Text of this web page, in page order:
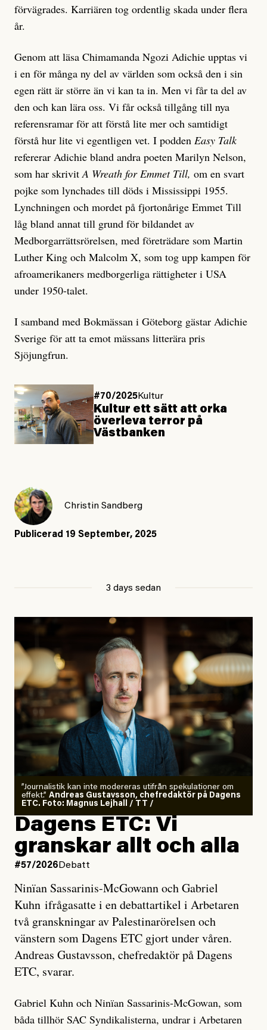
förvägrades. Karriären tog ordentlig skada under flera
år.
Genom att läsa Chimamanda Ngozi Adichie upptas vi
i en för många ny del av världen som också den i sin
egen rätt är större än vi kan ta in. Men vi får ta del av
den och kan lära oss. Vi får också tillgång till nya
referensramar för att förstå lite mer och samtidigt
förstå hur lite vi egentligen vet. I podden Easy Talk
refererar Adichie bland andra poeten Marilyn Nelson,
som har skrivitA Wreath for Emmet Till, om en svart
pojke som lynchades till döds i Mississippi 1955.
Lynchningen och mordet på fjortonårige Emmet Till
låg bland annat till grund för bildandet av
Medborgarrättsrörelsen, med företrädare som Martin
Luther King och Malcolm X, som tog upp kampen för
afroamerikaners medborgerliga rättigheter i USA
under 1950-talet.
I samband med Bokmässan i Göteborg gästar Adichie
Sverige för att ta emot mässans litterära pris
Sjöjungfrun.
#70/2025Kultur
Kultur ett sätt att orka
överleva terror på
Västbanken
Christin Sandberg
Publicerad 19 September, 2025
3 days sedan
”Journalistik kan inte modereras utifrån spekulationer om
effekt.” Andreas Gustavsson, chefredaktör på Dagens
ETC. Foto: Magnus Lejhall / TT /
Dagens ETC: Vi
granskar allt och alla
#57/2026 Debatt
Ninïan Sassarinis-McGowann och Gabriel
Kuhn ifrågasatte i en debattartikel i Arbetaren
två granskningar av Palestinarörelsen och
vänstern som Dagens ETC gjort under våren.
Andreas Gustavsson, chefredaktör på Dagens
ETC, svarar.
Gabriel Kuhn och Ninïan Sassarinis-McGowan, som
båda tillhör SAC Syndikalisterna, undrar i Arbetaren